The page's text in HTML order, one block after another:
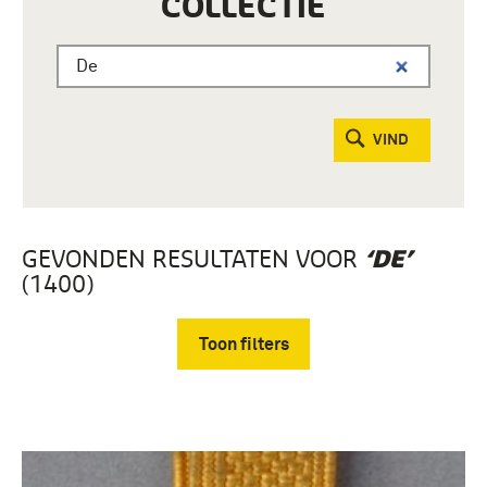
VIND
GEVONDEN RESULTATEN VOOR ‘DE’
(1400)
Toon filters